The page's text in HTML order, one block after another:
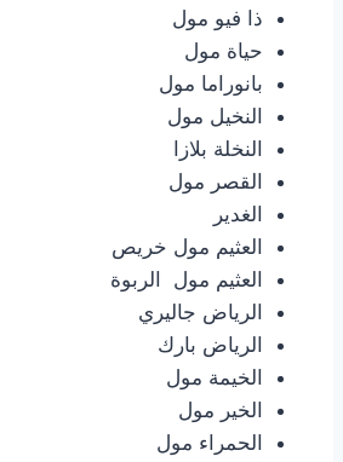
ذا فيو مول
حياة مول
بانوراما مول
النخيل مول
النخلة بلازا
القصر مول
الغدير
العثيم مول خريص
العثيم مول الربوة
الرياض جاليري
الرياض بارك
الخيمة مول
الخير مول
الحمراء مول